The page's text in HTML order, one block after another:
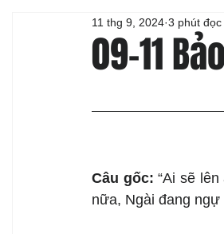
09-11
11 thg 9, 2024 3 phút đọc
Câu gốc: “Ai sẽ
nữa, Ngài đang